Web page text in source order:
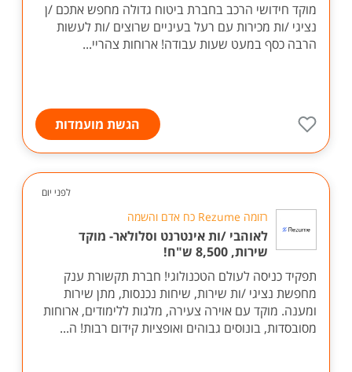
מוקד חידושי הרכב בחברת ביטוח גדולה מחפש אתכם /ן
נציגי /ות מכירות עם רעל בעיניים שרוצים /ות לעשות
הרבה כסף במעט שעות עבודה! ארוחות צהריי...
הגשת מועמדות
לפני יום
רזומה Rezume כח אדם והשמה
לאוהבי /ות אינטרנט וסלולאר- מוקד
שירות, 8,500 ש"ח!
תפקיד כניסה לעולם הטכנולוגי! חברת תקשורת ענק
מחפשת נציגי /ות שירות, שיחות נכנסות, מתן שירות
ומענה. מוקד עם אוירה צעירה, מלגות ללימודים, ארוחות
מסובסדות, בונוסים גבוהים ואופציות קידום רבות! ה...